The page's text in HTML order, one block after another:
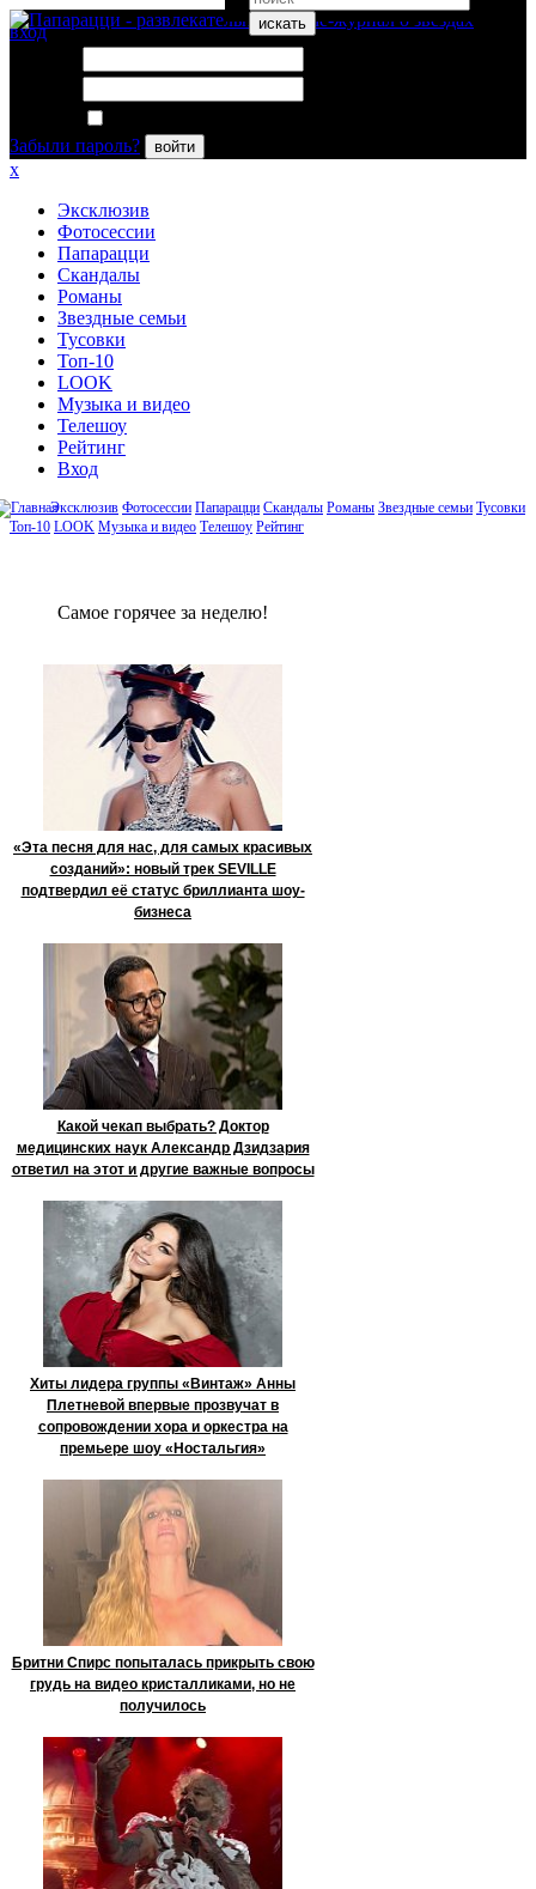
искать
вход
Забыли пароль?
войти
x
Эксклюзив
Фотосессии
Папарацци
Скандалы
Романы
Звездные семьи
Тусовки
Топ-10
LOOK
Музыка и видео
Телешоу
Рейтинг
Вход
Эксклюзив Фотосессии Папарацци Скандалы Романы Звездные семьи Тусовки
Топ-10 LOOK Музыка и видео Телешоу Рейтинг
Сaмое гoрячее за неделю!
«Эта песня для нас, для самых красивых
созданий»: новый трек SEVILLE
подтвердил её статус бриллианта шоу-
бизнеса
Какой чекап выбрать? Доктор
медицинских наук Александр Дзидзария
ответил на этот и другие важные вопросы
Хиты лидера группы «Винтаж» Анны
Плетневой впервые прозвучат в
сопровождении хора и оркестра на
премьере шоу «Ностальгия»
Бритни Спирс попыталась прикрыть свою
грудь на видео кристалликами, но не
получилось